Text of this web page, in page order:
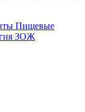
Пищевые
ЗОЖ